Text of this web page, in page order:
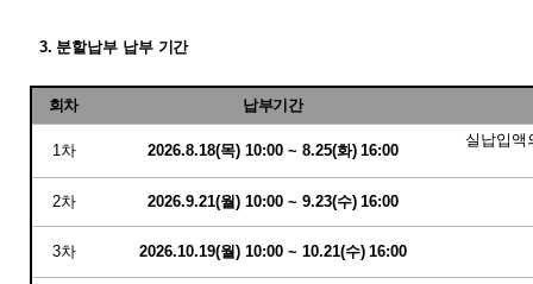
3. 분할납부 납부 기간
회차 납부기간
1차 2026.8.18(목) 10:00 ~ 8.25(화) 16:00
실납입
2차 2026.9.21(월) 10:00 ~ 9.23(수) 16:00
3차 2026.10.19(월) 10:00 ~ 10.21(수) 16:00